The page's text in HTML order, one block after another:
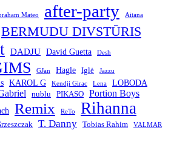
Mateo after-party Aitana
BERMUDU DIVSTŪRIS
DADJU David Guetta Desh
GJan Hagle Iglė Jazzu
KAROL G Kendji Girac Lena LOBODA
nublu PIKASO
Portion Boys
Remix ReTo Rihanna
T. Danny Tobias Rahim VALMAR